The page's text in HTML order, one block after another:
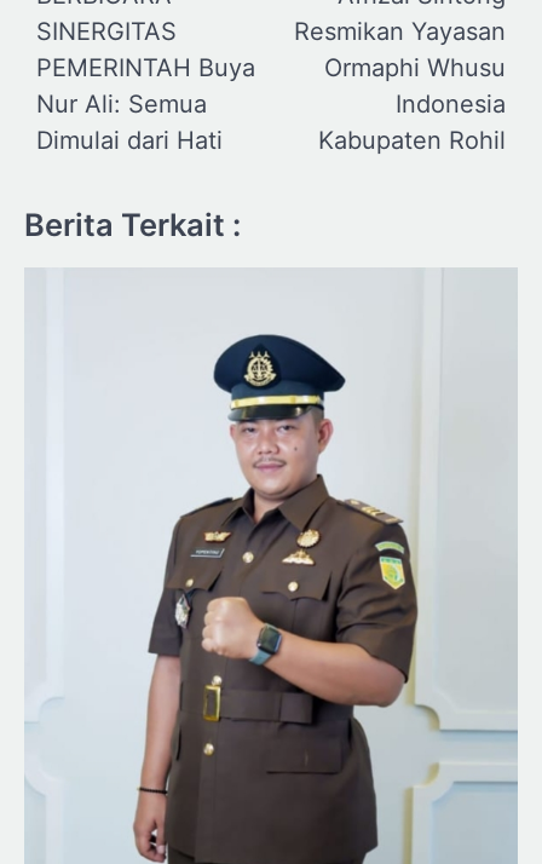
SINERGITAS
PEMERINTAH Buya
Nur Ali: Semua
Dimulai dari Hati
Resmikan Yayasan
Ormaphi Whusu
Indonesia
Kabupaten Rohil
Berita Terkait :